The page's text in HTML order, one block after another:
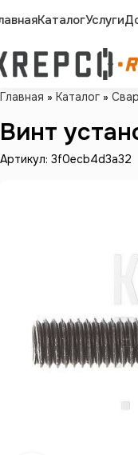
КаталогУслуги
Главная » Каталог »
Винт
Артикул: 3f0ecb4d3a32